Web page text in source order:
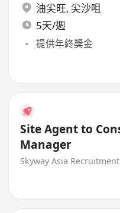
油尖旺, 尖沙咀
5天/週
提供年終獎金
Site Agent to
Manager
Skyway Asia